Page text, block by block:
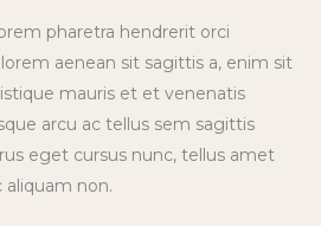
pharetra hendrerit orci
aenean sit sagittis a, enim sit
mauris et et venenatis
arcu ac tellus sem sagittis
eget cursus nunc, tellus amet
non.